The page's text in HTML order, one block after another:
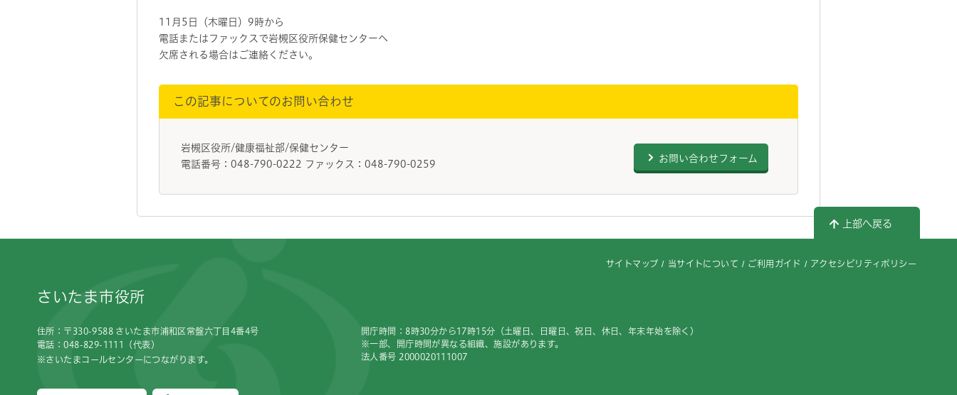
11月5日（木曜日）9時から
電話またはファックスで岩槻区役所保健センターへ
欠席される場合はご連絡ください。
この記事についてのお問い合わせ
岩槻区役所/健康福祉部/保健センター
電話番号：048-790-0222 ファックス：048-790-0259
お問い合わせフォーム
上部へ戻る
サイトマップ 当サイトについて ご利用ガイド アクセシビリティポリシー
さいたま市役所
住所：〒330-9588 さいたま市浦和区常盤六丁目4番4号
電話：048-829-1111（代表）
※さいたまコールセンターにつながります。
開庁時間：8時30分から17時15分（土曜日、日曜日、祝日、休日、年末年始を除く）
※一部、開庁時間が異なる組織、施設があります。
法人番号 2000020111007